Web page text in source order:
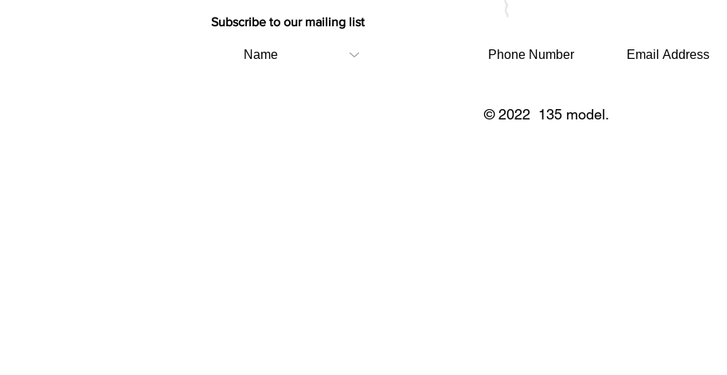
Subscribe to our mailing list
© 2022 135 model.